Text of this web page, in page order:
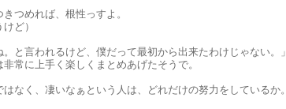
つめれば、根性っすよ。
ど）
。と言われるけど、僕だって最初から出来たわけじゃない。」
常に上手く楽しくまとめあげたそうで。
なく、凄いなぁという人は、どれだけの努力をしているか。